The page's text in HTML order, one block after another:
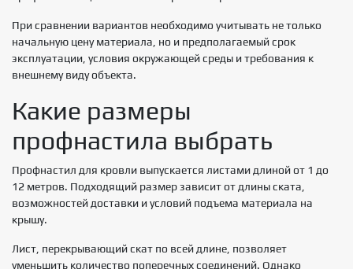
При сравнении вариантов необходимо учитывать не только
начальную цену материала, но и предполагаемый срок
эксплуатации, условия окружающей среды и требования к
внешнему виду объекта.
Какие размеры
профнастила выбрать
Профнастил для кровли выпускается листами длиной от 1 до
12 метров. Подходящий размер зависит от длины ската,
возможностей доставки и условий подъема материала на
крышу.
Лист, перекрывающий скат по всей длине, позволяет
уменьшить количество поперечных соединений. Однако